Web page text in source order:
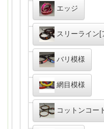
エッジ
スリーライン
バリ模様
網目模様
コットンコー